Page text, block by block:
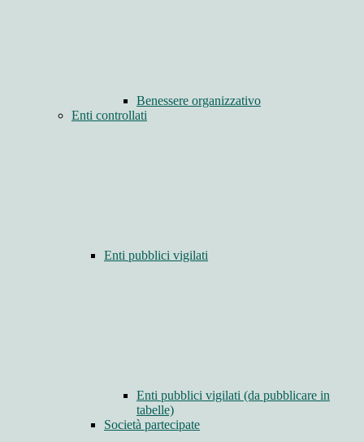
Benessere organizzativo
Enti controllati
Enti pubblici vigilati
Enti pubblici vigilati (da pubblicare in
tabelle)
Società partecipate